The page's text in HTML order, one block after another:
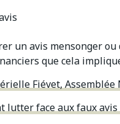
un avis mensonger
que cela
Fiévet, Assemblée
lutter face aux faux avis